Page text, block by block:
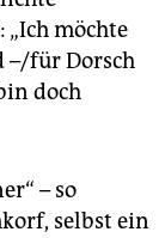
„Ich möchte
–/für Dorsch
doch
– so
selbst ein